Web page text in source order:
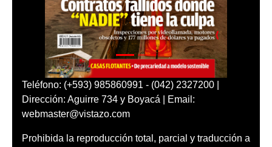
Teléfono: (+593) 985860991 - (042) 2327200 |
Dirección: Aguirre 734 y Boyacá | Email:
webmaster@vistazo.com
Prohibida la reproducción total, parcial y traducción a